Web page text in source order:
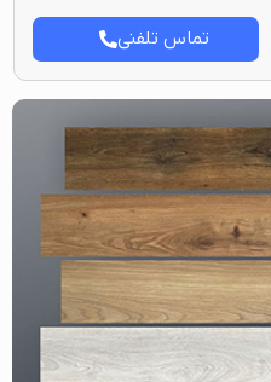
تماس تلفنی